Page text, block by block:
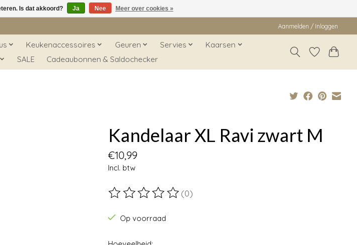
Aanmelden / Inloggen
Keukenaccessoires Geuren Servies
Kaarsen
SALE Cadeaubonnen & Saldochecker
Kandelaar XL Ravi zwart M
€10,99
Incl. btw
De beoordeling van dit product is
(0)
Op voorraad
Is dat akkoord? Ja Nee Meer over cookies »